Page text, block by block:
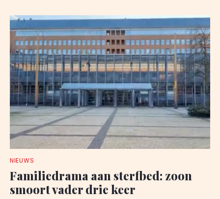
NIEUWS
Familiedrama aan sterfbed: zoon
smoort vader drie keer